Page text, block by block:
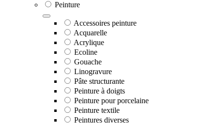
Peinture
Accessoires peinture
Acquarelle
Acrylique
Ecoline
Gouache
Linogravure
Pâte structurante
Peinture à doigts
Peinture pour porcelaine
Peinture textile
Peintures diverses